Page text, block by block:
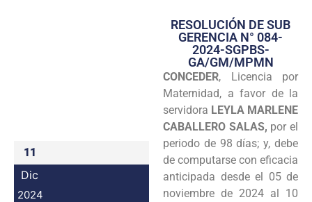
Transparencia
Seguridad
Programas
Intranet
11
Dic
2024
RESOLUCIÓN DE SUB
GERENCIA N° 084-
2024-SGPBS-
GA/GM/MPMN
CONCEDER, Licencia por
Maternidad, a favor de la
servidora LEYLA MARLENE
CABALLERO SALAS, por el
periodo de 98 días; y, debe
de computarse con eficacia
anticipada desde el 05 de
noviembre de 2024 al 10